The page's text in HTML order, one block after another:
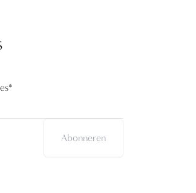
*
Abonneren